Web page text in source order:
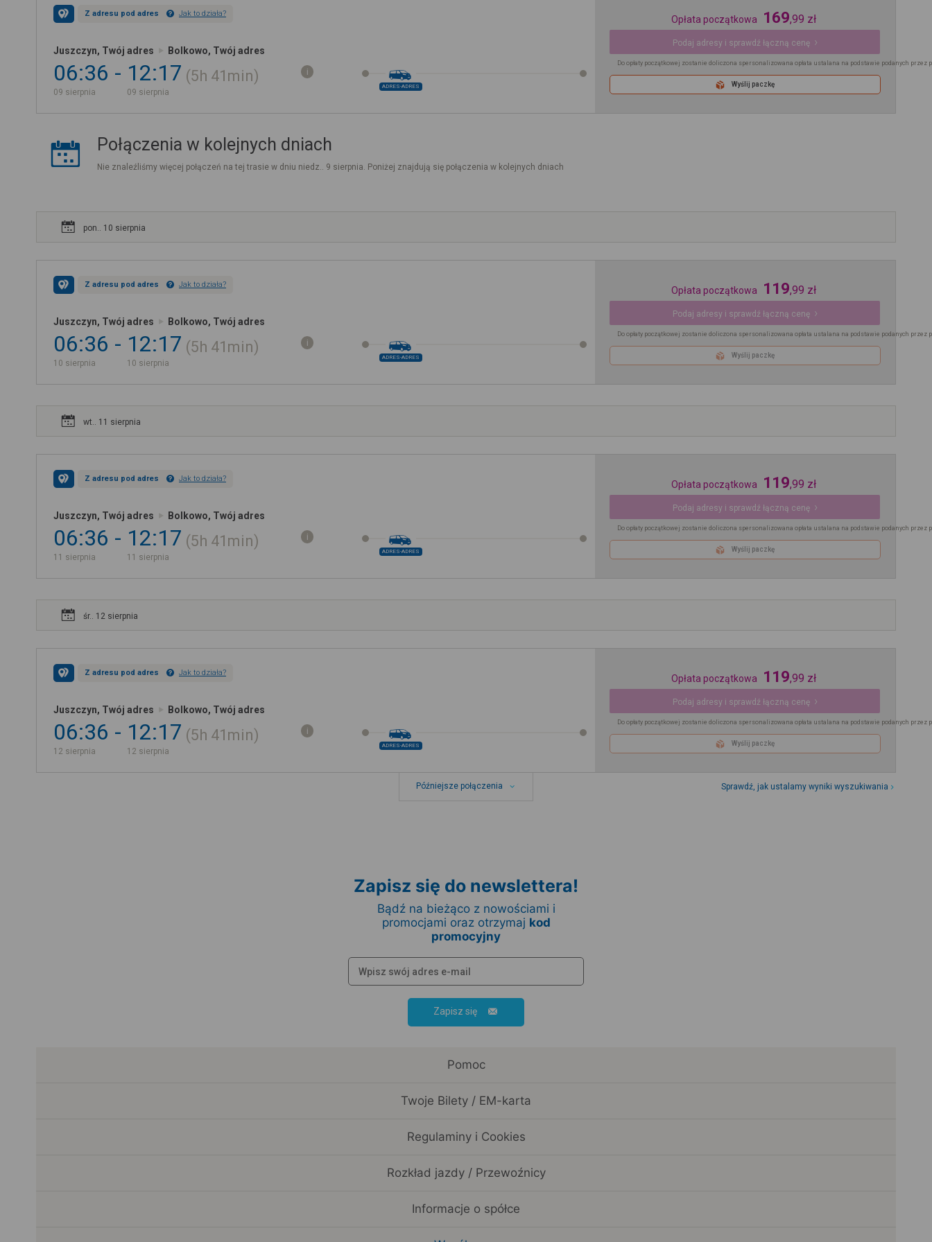
Z adresu pod adres Jak to działa?
Juszczyn, Twój adres Bolkowo, Twój adres
06:36
09 sierpnia
12:17
09 sierpnia
5h 41min
ADRES-ADRES
Opłata początkowa 169,99 zł
Podaj adresy i sprawdź łączną cenę
Do opłaty początkowej zostanie doliczona spersonalizowana opłata ustalana na podstawie podanych przez
Wyślij paczkę
Połączenia w kolejnych dniach
Nie znaleźliśmy więcej połączeń na tej trasie w dniu niedz.. 9 sierpnia. Poniżej znajdują się połączenia w kolejnych dniach
pon.. 10 sierpnia
Z adresu pod adres Jak to działa?
Juszczyn, Twój adres Bolkowo, Twój adres
06:36
10 sierpnia
12:17
10 sierpnia
5h 41min
ADRES-ADRES
Opłata początkowa 119,99 zł
Podaj adresy i sprawdź łączną cenę
Do opłaty początkowej zostanie doliczona spersonalizowana opłata ustalana na podstawie podanych przez
Wyślij paczkę
wt.. 11 sierpnia
Z adresu pod adres Jak to działa?
Juszczyn, Twój adres Bolkowo, Twój adres
06:36
11 sierpnia
12:17
11 sierpnia
5h 41min
ADRES-ADRES
Opłata początkowa 119,99 zł
Podaj adresy i sprawdź łączną cenę
Do opłaty początkowej zostanie doliczona spersonalizowana opłata ustalana na podstawie podanych przez
Wyślij paczkę
śr.. 12 sierpnia
Z adresu pod adres Jak to działa?
Juszczyn, Twój adres Bolkowo, Twój adres
06:36
12 sierpnia
12:17
12 sierpnia
5h 41min
ADRES-ADRES
Opłata początkowa 119,99 zł
Podaj adresy i sprawdź łączną cenę
Do opłaty początkowej zostanie doliczona spersonalizowana opłata ustalana na podstawie podanych przez
Wyślij paczkę
Późniejsze połączenia Sprawdź, jak ustalamy wyniki wyszukiwania
Zapisz się do newslettera!
Bądź na bieżąco z nowościami i
promocjami oraz otrzymaj kod
promocyjny
Zapisz się
Pomoc
Twoje Bilety / EM-karta
Regulaminy i Cookies
Rozkład jazdy / Przewoźnicy
Informacje o spółce